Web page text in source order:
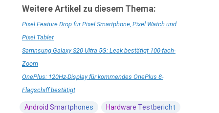
Weitere Artikel zu diesem Thema:
Pixel Feature Drop für Pixel Smartphone, Pixel Watch und
Pixel Tablet
Samnsung Galaxy S20 Ultra 5G: Leak bestätigt 100-fach-
Zoom
OnePlus: 120Hz-Display für kommendes OnePlus 8-
Flagschiff bestätigt
Android Smartphones
Hardware Testbericht